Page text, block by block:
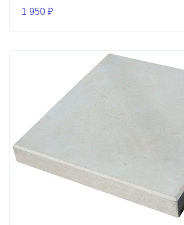
1 950 ₽